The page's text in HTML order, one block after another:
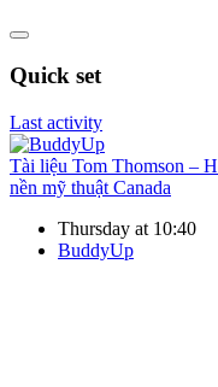
Quick set
Last activity
Tài liệu Tom Thomson –
nền mỹ thuật Canada
Thursday at 10:40
BuddyUp